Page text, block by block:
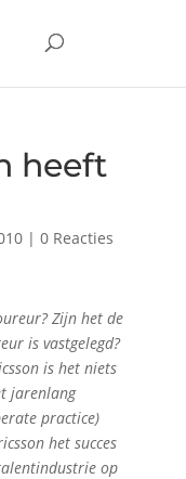
heeft
| 0 Reacties
Zijn het de
is vastgelegd?
is het niets
jarenlang
practice)
het succes
op